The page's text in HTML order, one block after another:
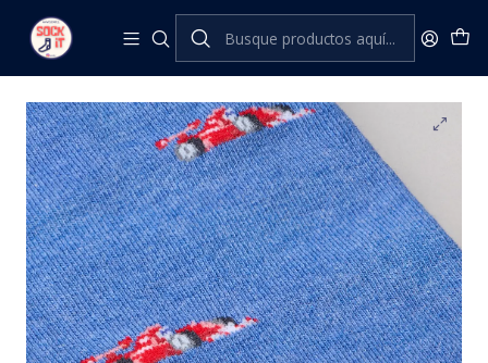
Inicio The London Sock Exchange Sporting Heroes
THE GRID